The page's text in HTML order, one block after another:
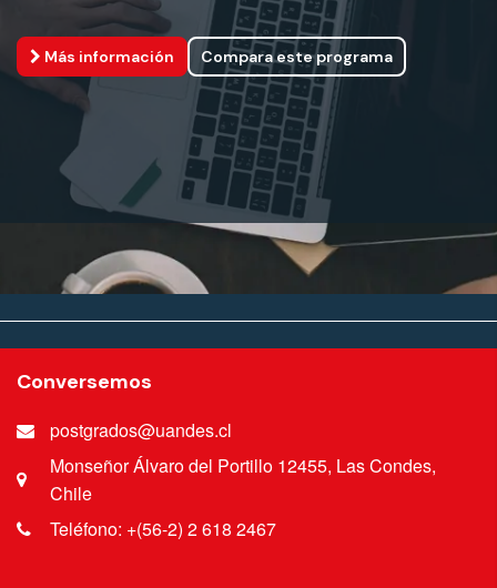
Más información Compara este programa
Conversemos
postgrados@uandes.cl
Monseñor Álvaro del Portillo 12455, Las Condes,
Chile
Teléfono: +(56-2) 2 618 2467